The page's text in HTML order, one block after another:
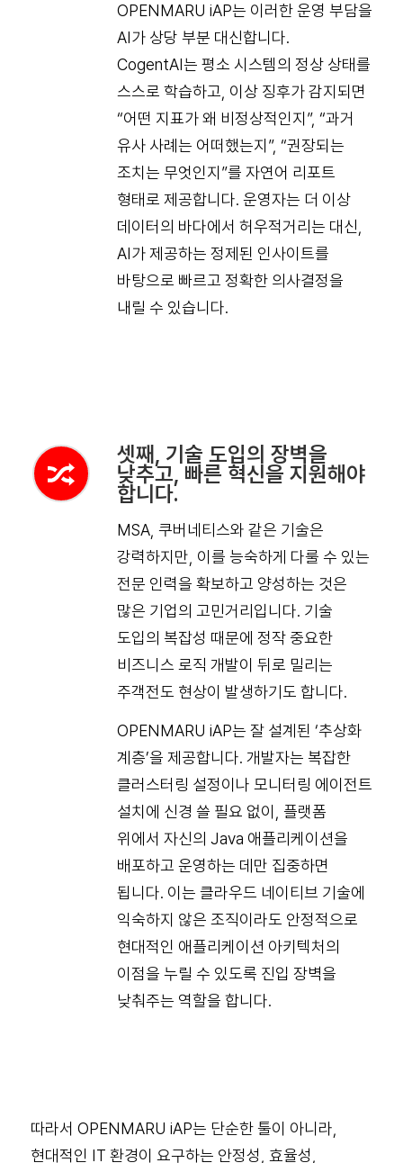
OPENMARU iAP는 이러한 운영 부담을
AI가 상당 부분 대신합니다.
CogentAI는 평소 시스템의 정상 상태를
스스로 학습하고, 이상 징후가 감지되면
“어떤 지표가 왜 비정상적인지”, “과거
유사 사례는 어떠했는지”, “권장되는
조치는 무엇인지”를 자연어 리포트
형태로 제공합니다. 운영자는 더 이상
데이터의 바다에서 허우적거리는 대신,
AI가 제공하는 정제된 인사이트를
바탕으로 빠르고 정확한 의사결정을
내릴 수 있습니다.
셋째, 기술 도입의 장벽을
낮추고, 빠른 혁신을 지원해야
합니다.
MSA, 쿠버네티스와 같은 기술은
강력하지만, 이를 능숙하게 다룰 수 있는
전문 인력을 확보하고 양성하는 것은
많은 기업의 고민거리입니다. 기술
도입의 복잡성 때문에 정작 중요한
비즈니스 로직 개발이 뒤로 밀리는
주객전도 현상이 발생하기도 합니다.
OPENMARU iAP는 잘 설계된 ‘추상화
계층’을 제공합니다. 개발자는 복잡한
클러스터링 설정이나 모니터링 에이전트
설치에 신경 쓸 필요 없이, 플랫폼
위에서 자신의 Java 애플리케이션을
배포하고 운영하는 데만 집중하면
됩니다. 이는 클라우드 네이티브 기술에
익숙하지 않은 조직이라도 안정적으로
현대적인 애플리케이션 아키텍처의
이점을 누릴 수 있도록 진입 장벽을
낮춰주는 역할을 합니다.
따라서 OPENMARU iAP는 단순한 툴이 아니라,
현대적인 IT 환경이 요구하는 안정성, 효율성,